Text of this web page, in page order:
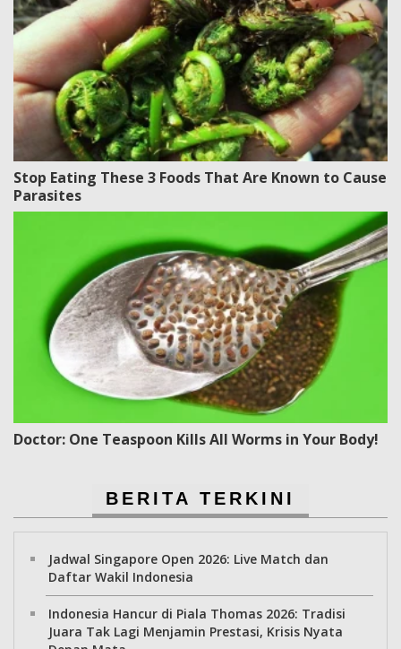
Stop Eating These 3 Foods That Are Known to Cause
Parasites
Doctor: One Teaspoon Kills All Worms in Your Body!
BERITA TERKINI
Jadwal Singapore Open 2026: Live Match dan
Daftar Wakil Indonesia
Indonesia Hancur di Piala Thomas 2026: Tradisi
Juara Tak Lagi Menjamin Prestasi, Krisis Nyata